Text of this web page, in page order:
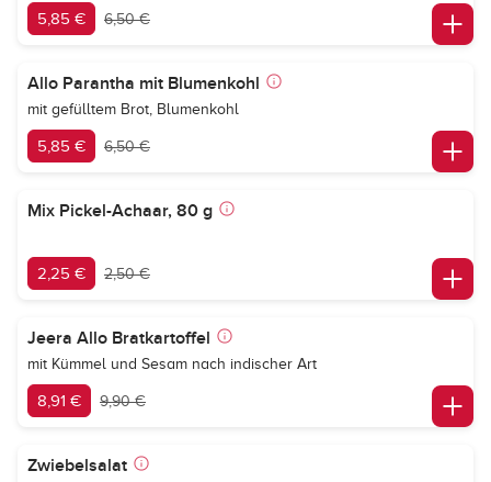
5,85 € 6,50 €
Allo Parantha mit Blumenkohl
mit gefülltem Brot, Blumenkohl
5,85 € 6,50 €
Mix Pickel-Achaar, 80 g
2,25 € 2,50 €
Jeera Allo Bratkartoffel
mit Kümmel und Sesam nach indischer Art
8,91 € 9,90 €
Zwiebelsalat